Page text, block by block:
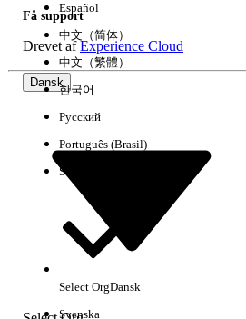
Her er nogle søgetips
Kontroller stavemåden for dine søgeord.
Få support
Drevet afExperience Cloud
Dansk
Español
中文（简体）
中文（繁體）
한국어
Русский
Português (Brasil)
Suomi
Select OrgDansk
Svenska